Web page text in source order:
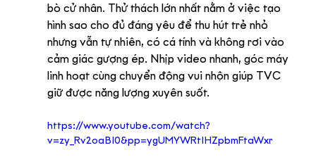
bò cử nhân. Thử thách lớn nhất nằm ở việc tạo
hình sao cho đủ đáng yêu để thu hút trẻ nhỏ
nhưng vẫn tự nhiên, có cá tính và không rơi vào
cảm giác gượng ép. Nhịp video nhanh, góc máy
linh hoạt cùng chuyển động vui nhộn giúp TVC
giữ được năng lượng xuyên suốt.
https://www.youtube.com/watch?
v=zy_Rv2oaBI0&pp=ygUMYWRtIHZpbmFtaWxr